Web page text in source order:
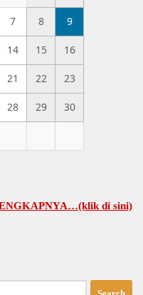
7 8 9
14 15 16
21 22 23
28 29 30
di sini)